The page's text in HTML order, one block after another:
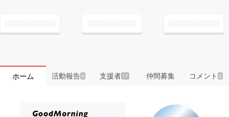
ホーム 活動報告4 支援者 17 仲間募集 コメント 2